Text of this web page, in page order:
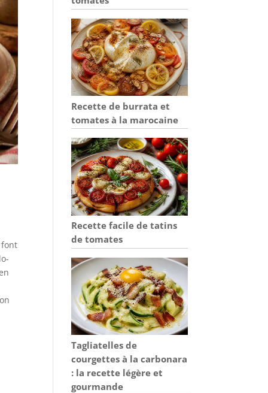
font
Recette de burrata et
tomates à la marocaine
Recette facile de tatins
de tomates
Tagliatelles de
courgettes à la carbonara
: la recette légère et
gourmande